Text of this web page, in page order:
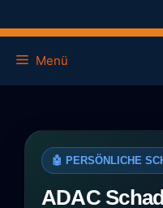
Menü
🤖 PERSÖNLICHE
ADAC